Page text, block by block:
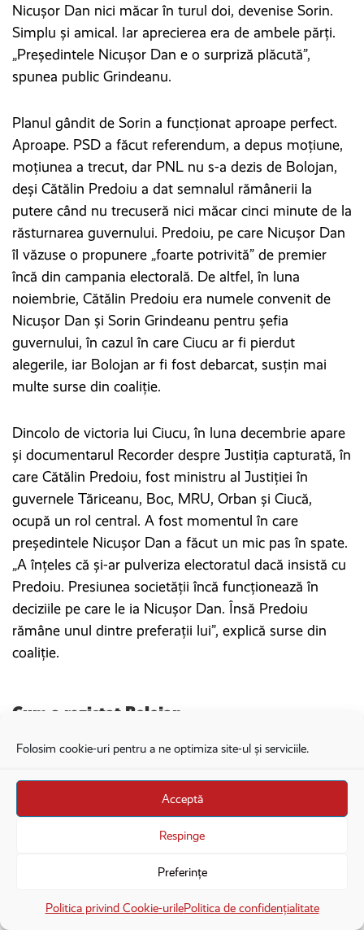
Folosim cookie-uri pentru a ne optimiza site-ul și serviciile.
Acceptă
Respinge
Preferințe
Politica privind Cookie-urilePolitica de confidențialitate
Nicușor Dan nici măcar în turul doi, devenise Sorin.
Simplu și amical. Iar aprecierea era de ambele părți.
„Președintele Nicușor Dan e o surpriză plăcută”,
spunea public Grindeanu.
Planul gândit de Sorin a funcționat aproape perfect.
Aproape. PSD a făcut referendum, a depus moțiune,
moțiunea a trecut, dar PNL nu s-a dezis de Bolojan,
deși Cătălin Predoiu a dat semnalul rămânerii la
putere când nu trecuseră nici măcar cinci minute de la
răsturnarea guvernului. Predoiu, pe care Nicușor Dan
îl văzuse o propunere „foarte potrivită” de premier
încă din campania electorală. De altfel, în luna
noiembrie, Cătălin Predoiu era numele convenit de
Nicușor Dan și Sorin Grindeanu pentru șefia
guvernului, în cazul în care Ciucu ar fi pierdut
alegerile, iar Bolojan ar fi fost debarcat, susțin mai
multe surse din coaliție.
Dincolo de victoria lui Ciucu, în luna decembrie apare
și documentarul Recorder despre Justiția capturată, în
care Cătălin Predoiu, fost ministru al Justiției în
guvernele Tăriceanu, Boc, MRU, Orban și Ciucă,
ocupă un rol central. A fost momentul în care
președintele Nicușor Dan a făcut un mic pas în spate.
„A înțeles că și-ar pulveriza electoratul dacă insistă cu
Predoiu. Presiunea societății încă funcționează în
deciziile pe care le ia Nicușor Dan. Însă Predoiu
rămâne unul dintre preferații lui”, explică surse din
coaliție.
Cum a rezistat Bolojan
Deschide în aplicație Deschide